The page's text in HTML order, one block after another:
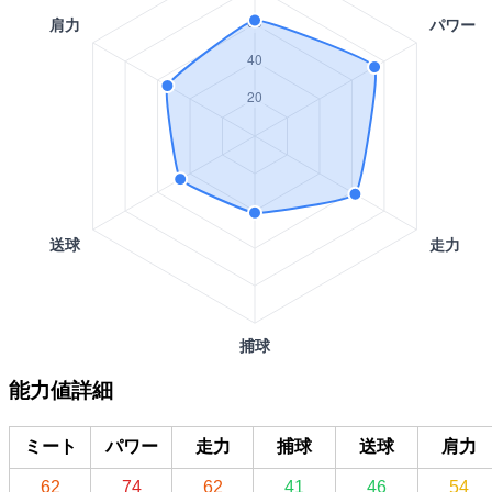
能力値詳細
ミート パワー 走力 捕球 送球 肩力
62 74 62 41 46 54